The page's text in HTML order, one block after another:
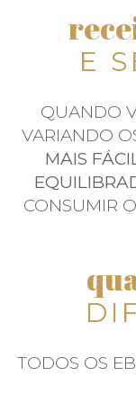
E
QUANDO
VARIANDO
MAIS
CONSUMIR
TODOS OS